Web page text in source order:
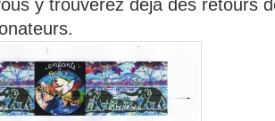
y trouverez déjà des retours